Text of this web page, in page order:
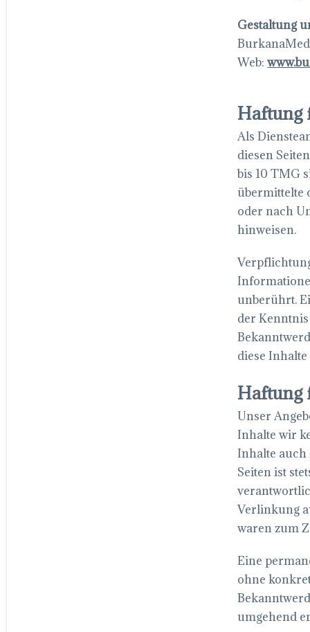
Gestaltung
Web:
Haftung
Als
diesen
bis 10 TMG
übermittelte
oder nach
hinweisen.
unberührt.
der
diese
Haftung
Unser
Inhalte wir
Inhalte
Seiten ist
Verlinkung
waren zum
Eine
ohne
umgehend